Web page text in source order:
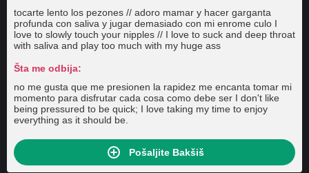
tocarte lento los pezones // adoro mamar y hacer garganta
profunda con saliva y jugar demasiado con mi enrome culo I
love to slowly touch your nipples // I love to suck and deep throat
with saliva and play too much with my huge ass
Šta me odbija:
no me gusta que me presionen la rapidez me encanta tomar mi
momento para disfrutar cada cosa como debe ser I don't like
being pressured to be quick; I love taking my time to enjoy
everything as it should be.
Pošaljite Bakšiš